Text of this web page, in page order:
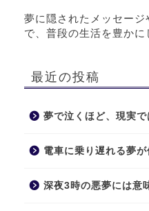
夢に隠されたメッセージ
で、普段の生活を豊かに
最近の投稿
夢で泣くほど、現実
電車に乗り遅れる夢
深夜3時の悪夢には意